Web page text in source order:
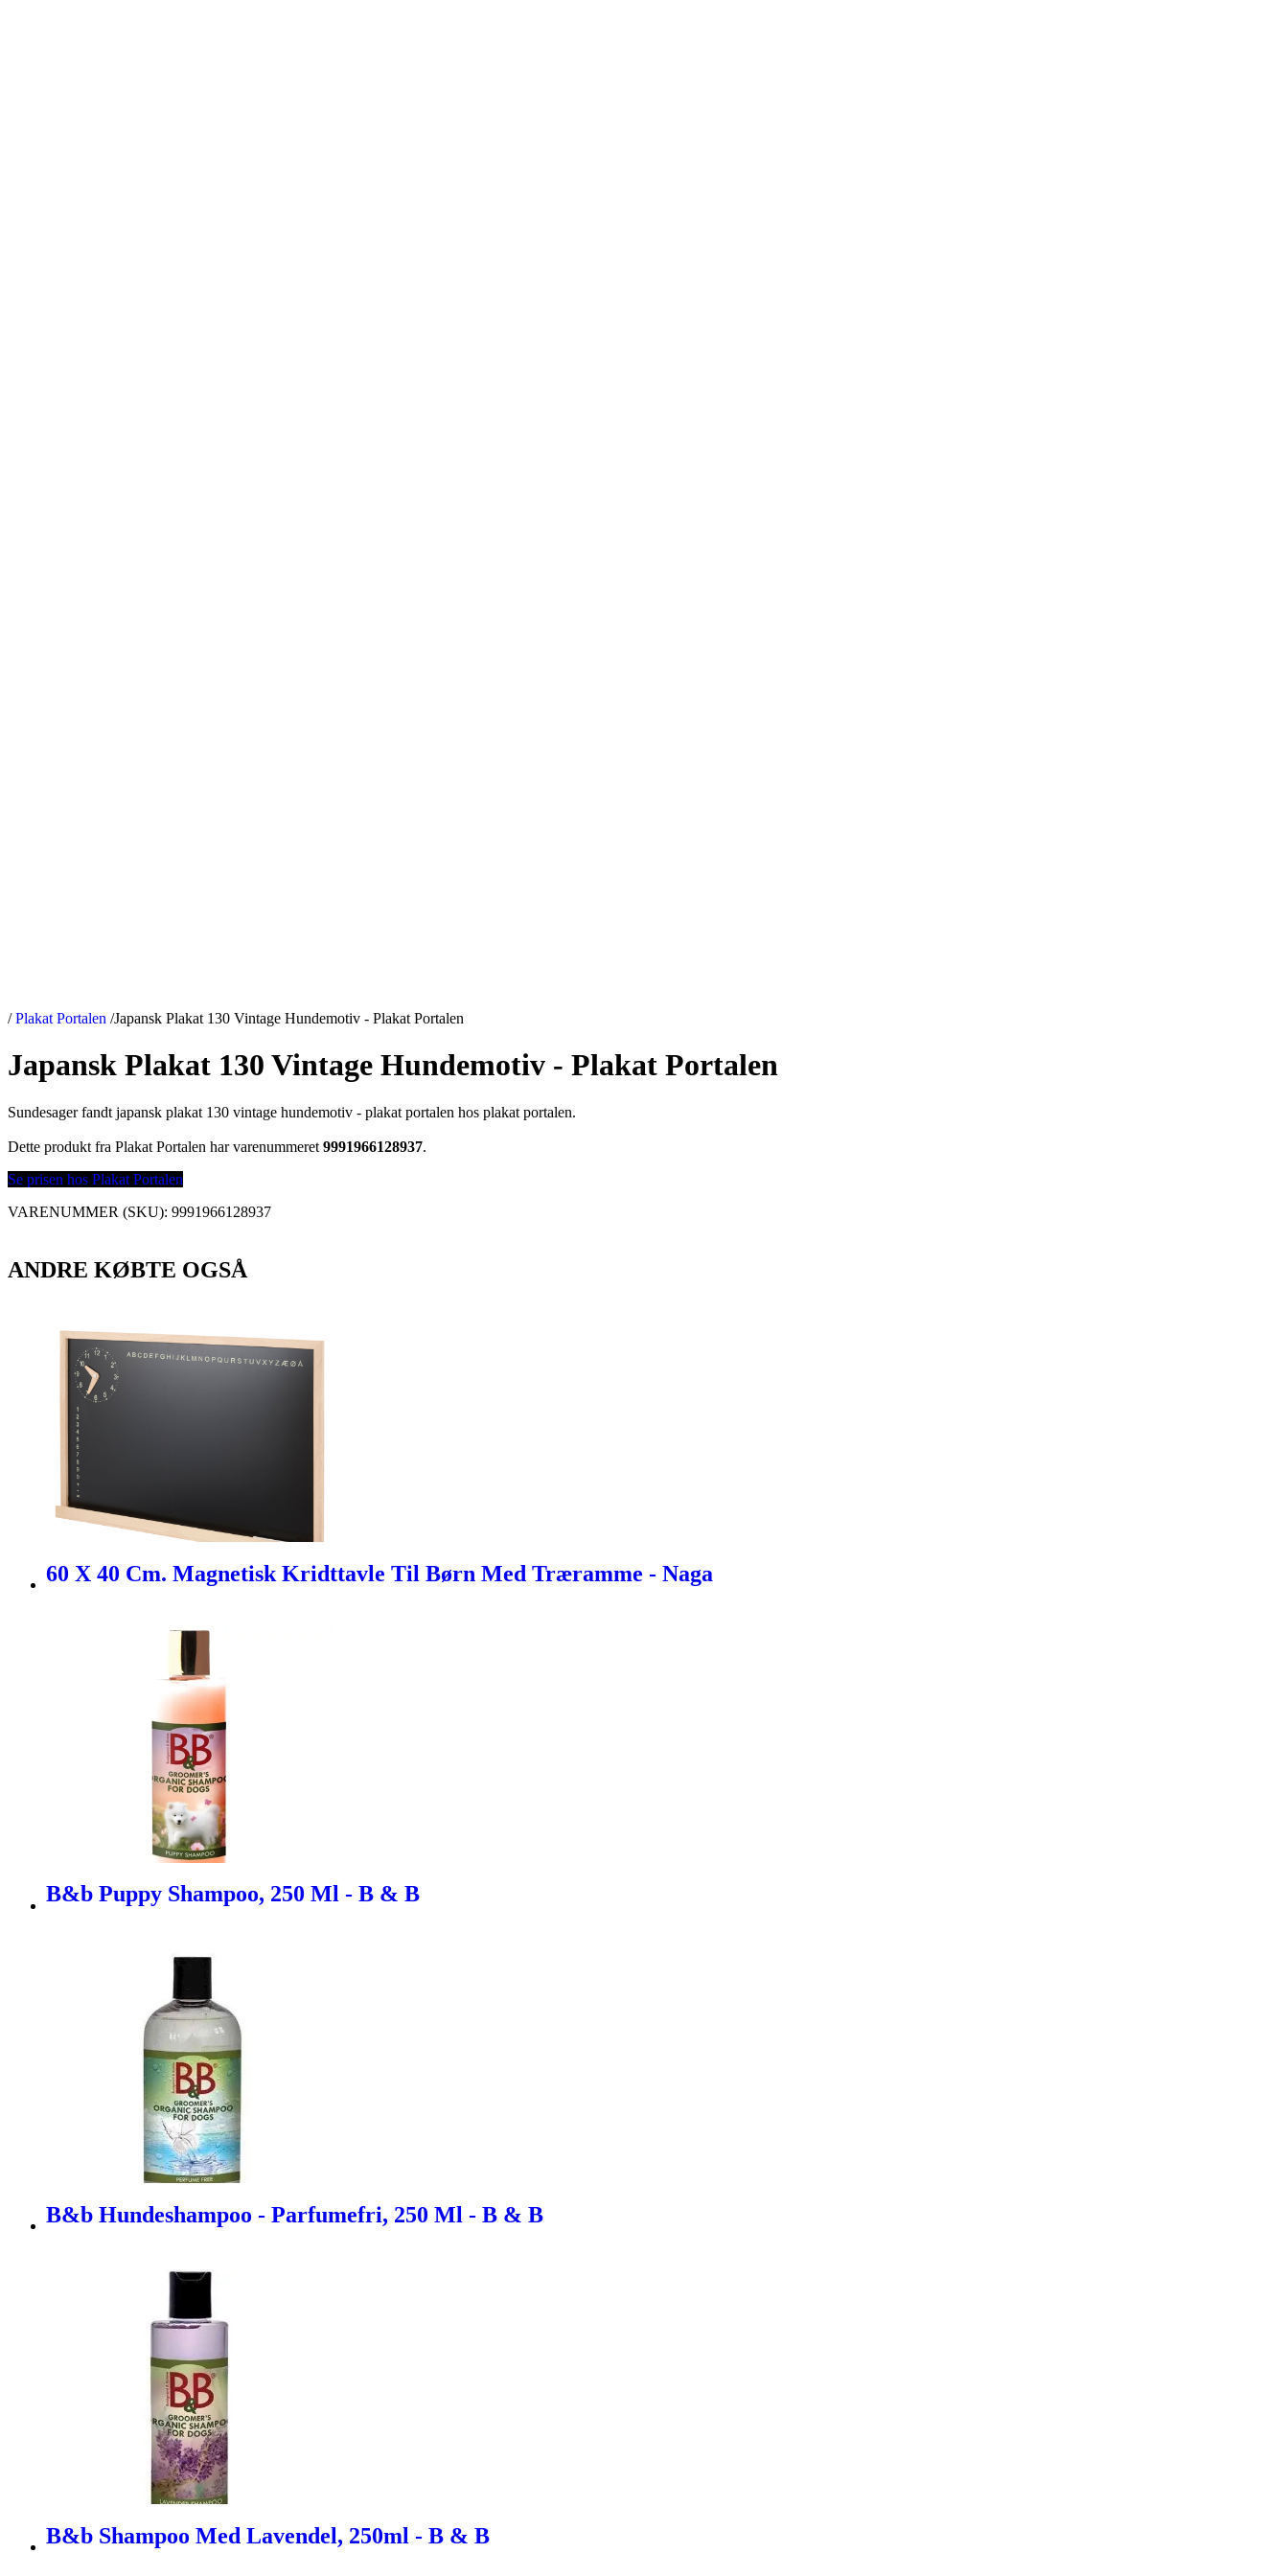
/ Plakat Portalen /Japansk Plakat 130 Vintage Hundemotiv - Plakat Portalen
Japansk Plakat 130 Vintage Hundemotiv - Plakat Portalen
Sundesager fandt japansk plakat 130 vintage hundemotiv - plakat portalen hos plakat portalen.
Dette produkt fra Plakat Portalen har varenummeret 9991966128937.
Se prisen hos Plakat Portalen
VARENUMMER (SKU): 9991966128937
ANDRE KØBTE OGSÅ
60 X 40 Cm. Magnetisk Kridttavle Til Børn Med Træramme - Naga
B&b Puppy Shampoo, 250 Ml - B & B
B&b Hundeshampoo - Parfumefri, 250 Ml - B & B
B&b Shampoo Med Lavendel, 250ml - B & B